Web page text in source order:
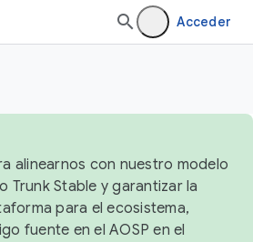
Acceder
alinearnos con nuestro modelo
Trunk Stable y garantizar la
para el ecosistema,
fuente en el AOSP en el